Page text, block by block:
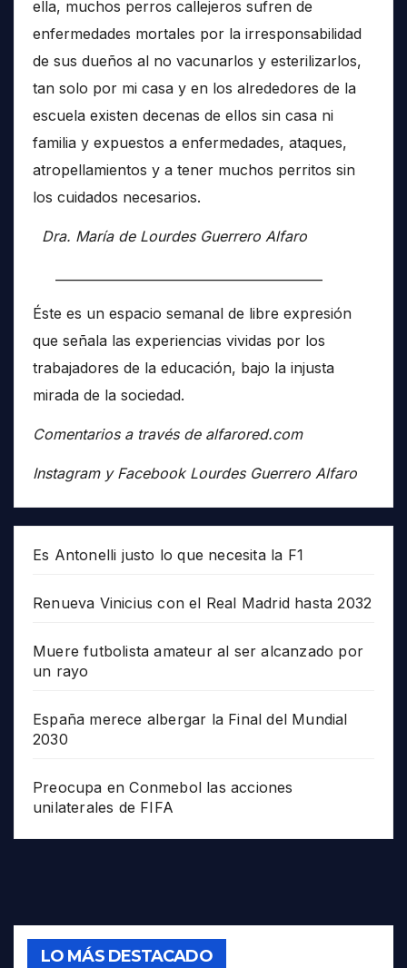
ella, muchos perros callejeros sufren de
enfermedades mortales por la irresponsabilidad
de sus dueños al no vacunarlos y esterilizarlos,
tan solo por mi casa y en los alrededores de la
escuela existen decenas de ellos sin casa ni
familia y expuestos a enfermedades, ataques,
atropellamientos y a tener muchos perritos sin
los cuidados necesarios.
Dra. María de Lourdes Guerrero Alfaro
Éste es un espacio semanal de libre expresión
que señala las experiencias vividas por los
trabajadores de la educación, bajo la injusta
mirada de la sociedad.
Comentarios a través de alfarored.com
Instagram y Facebook Lourdes Guerrero Alfaro
Es Antonelli justo lo que necesita la F1
Renueva Vinicius con el Real Madrid hasta 2032
Muere futbolista amateur al ser alcanzado por
un rayo
España merece albergar la Final del Mundial
2030
Preocupa en Conmebol las acciones
unilaterales de FIFA
LO MÁS DESTACADO